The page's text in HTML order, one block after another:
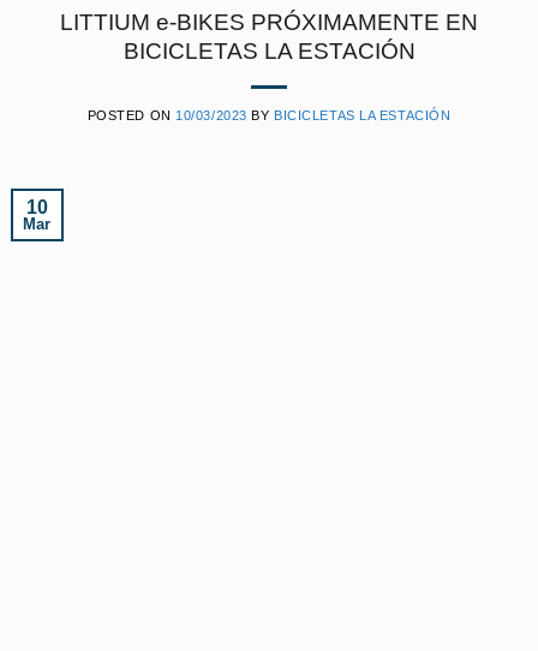
LITTIUM e-BIKES PRÓXIMAMENTE EN
BICICLETAS LA ESTACIÓN
POSTED ON 10/03/2023 BY BICICLETAS LA ESTACIÓN
10
Mar